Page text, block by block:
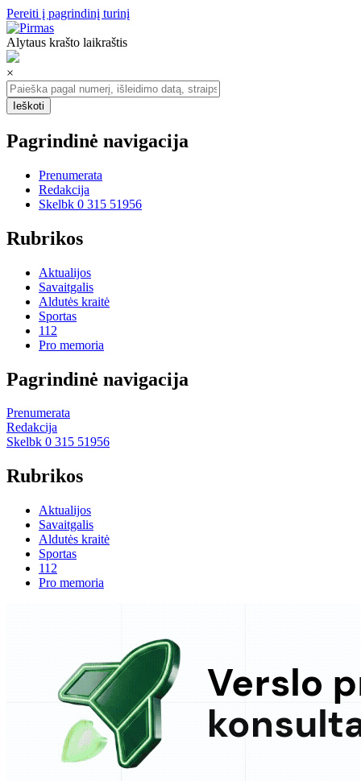
Pereiti į pagrindinį turinį
Alytaus krašto laikraštis
×
Pagrindinė navigacija
Prenumerata
Redakcija
Skelbk 0 315 51956
Rubrikos
Aktualijos
Savaitgalis
Aldutės kraitė
Sportas
112
Pro memoria
Pagrindinė navigacija
Prenumerata
Redakcija
Skelbk 0 315 51956
Rubrikos
Aktualijos
Savaitgalis
Aldutės kraitė
Sportas
112
Pro memoria